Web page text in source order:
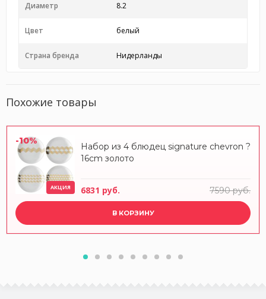
Диаметр 8.2
Цвет белый
Страна бренда Нидерланды
Похожие товары
-10%
АКЦИЯ
Набор из 4 блюдец signature chevron ?
16cm золото
6831 руб. 7590 руб.
В КОРЗИНУ